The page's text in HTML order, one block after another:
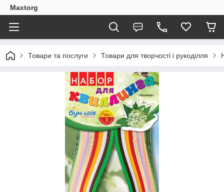
Maxtorg
Товари та послуги Товари для творчості і рукоділля